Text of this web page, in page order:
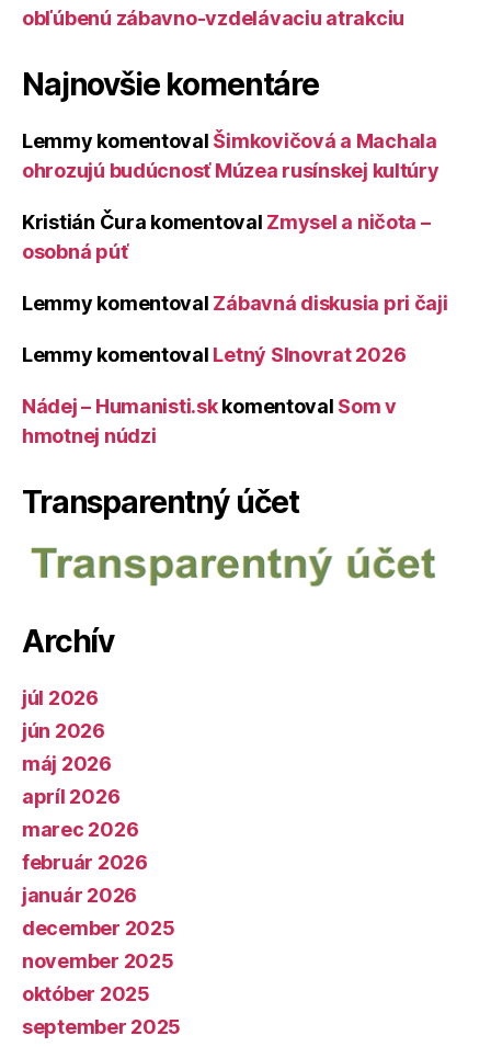
obľúbenú zábavno-vzdelávaciu atrakciu
Najnovšie komentáre
Lemmy komentoval Šimkovičová a Machala
ohrozujú budúcnosť Múzea rusínskej kultúry
Kristián Čura komentoval Zmysel a ničota –
osobná púť
Lemmy komentoval Zábavná diskusia pri čaji
Lemmy komentoval Letný Slnovrat 2026
Nádej – Humanisti.skkomentoval Som v
hmotnej núdzi
Transparentný účet
Archív
júl 2026
jún 2026
máj 2026
apríl 2026
marec 2026
február 2026
január 2026
december 2025
november 2025
október 2025
september 2025